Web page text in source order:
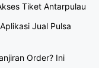
Tiket Antarpulau
Jual Pulsa
Order? Ini